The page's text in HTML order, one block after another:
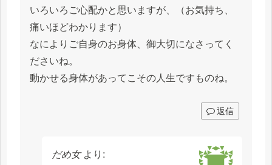
いろいろご心配かと思いますが、（お気持ち、
痛いほどわかります）
なによりご自身のお身体、御大切になさってく
ださいね。
動かせる身体があってこその人生ですものね。
返信
だめ女 より: